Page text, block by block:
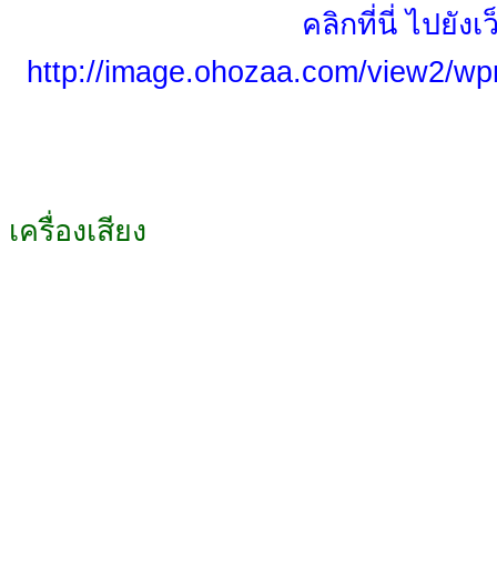
คลิกที่นี่ ไปยังเ
http://image.ohozaa.com/view2/
เครื่องเสียง